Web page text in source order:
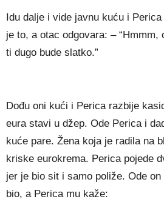
Idu dalje i vide javnu kuću i
je to, a otac odgovara: –
ti dugo bude slatko.”
Dođu oni kući i Perica razbije
eura stavi u džep. Ode Perica i
kuće pare. Žena koja je radila na
kriske eurokrema. Perica pojede
jer je bio sit i samo poliže. Ode
bio, a Perica mu kaže: